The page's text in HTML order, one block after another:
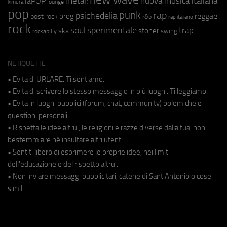
kimura lounge
pop post rock prog psichedeliapunk r&b rap rap italiano reggae
rock rockabilly ska soul sperimentale stoner swing trap
NETIQUETTE
• Evita di URLARE. Ti sentiamo.
• Evita di scrivere lo stesso messaggio in più luoghi. Ti leggiamo.
• Evita in luoghi pubblici (forum, chat, community) polemiche e
questioni personali.
• Rispetta le idee altrui, le religioni e razze diverse dalla tua, non
bestemmiare né insultare altri utenti.
• Sentiti libero di esprimere le proprie idee, nei limiti
dell'educazione e del rispetto altrui.
• Non inviare messaggi pubblicitari, catene di Sant'Antonio o cose
simili.